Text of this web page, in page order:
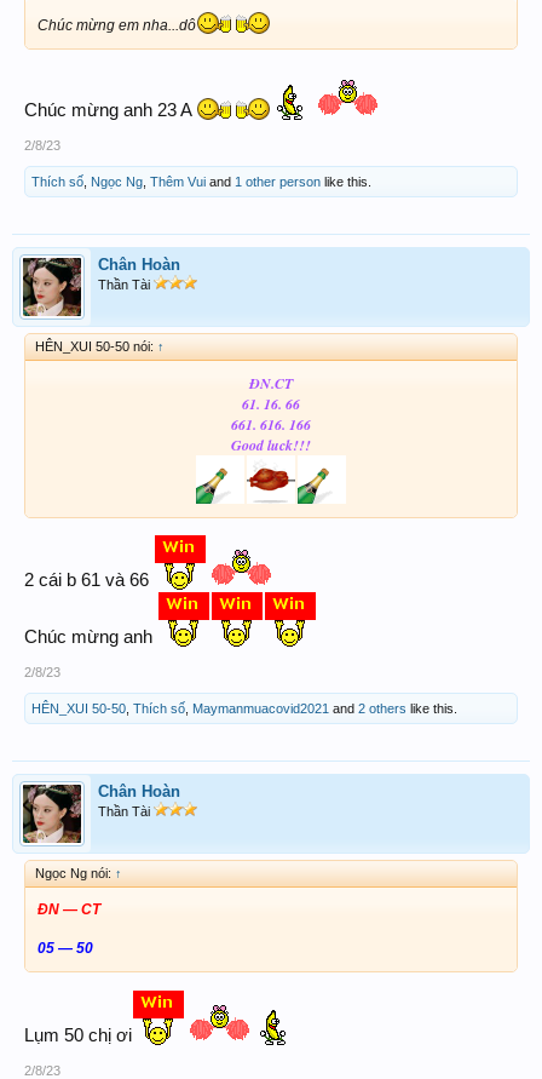
Chúc mừng em nha...dô
Chúc mừng anh 23 A
2/8/23
Thích số Ngọc Ng Thêm Vui and 1 other person like this.
Chân Hoàn
Thần Tài
HÊN_XUI 50-50 nói: ↑
ĐN.CT
61. 16. 66
661. 616. 166
Good luck!!!
2 cái b 61 và 66
Chúc mừng anh
2/8/23
HÊN_XUI 50-50 Thích số Maymanmuacovid2021 and 2 others like this.
Chân Hoàn
Thần Tài
Ngọc Ng nói: ↑
ĐN — CT
05 — 50
Lụm 50 chị ơi
2/8/23